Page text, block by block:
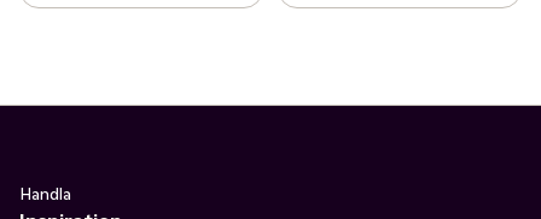
Handla